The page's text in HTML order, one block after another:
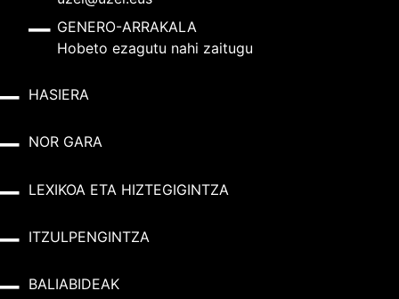
GENERO-ARRAKALA
Hobeto ezagutu nahi zaitugu
HASIERA
NOR GARA
LEXIKOA ETA HIZTEGIGINTZA
ITZULPENGINTZA
BALIABIDEAK